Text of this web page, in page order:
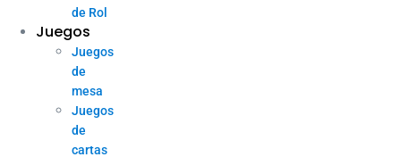
de Rol
Juegos
Juegos
de
mesa
Juegos
de
cartas